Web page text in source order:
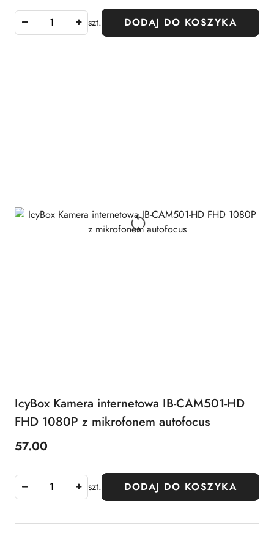
szt. DODAJ DO KOSZYKA
IcyBox Kamera internetowa IB-CAM501-HD
FHD 1080P z mikrofonem autofocus
Cena:
57.00
szt. DODAJ DO KOSZYKA